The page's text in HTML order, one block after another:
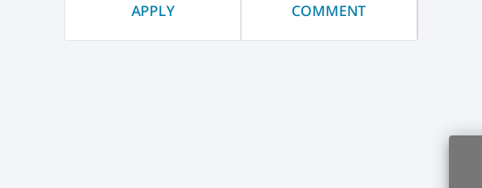
APPLY COMMENT